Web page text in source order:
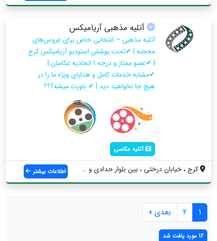
آتلیه مذهبی آریامیکس
آتلیه مذهبی – انتخابی خاص برای عروس‌های
محجبه | ✔تحت پوشش استودیو آریامیکس کرج
| ✔عضو ممتاز و درجه 1 اتحادیه عکاسان |
✔مشابه خدمات کامل و هدایای ویژه ما را در
هیچ جا نخواهید دید | ✔ باورت میشه؟؟؟
آتلیه عکاسی
کرج ، خیابان درختی ، بین بلوار حدادی و 4... اطلاعات بیشتر
1
2 بعدی »
12 مورد یافت شد